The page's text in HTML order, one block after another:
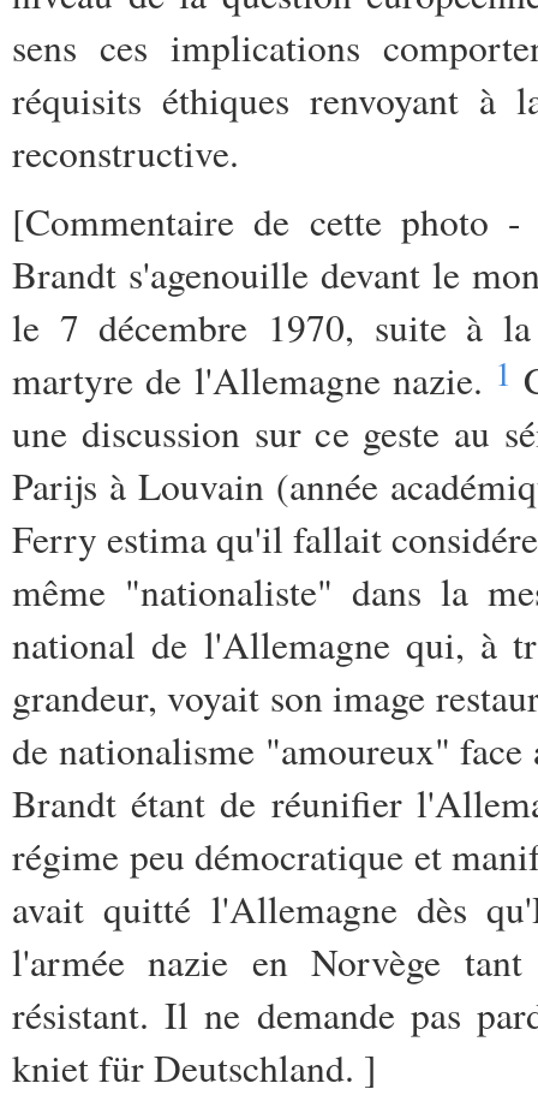
sens ces implications
réquisits éthiques renvoyant à
reconstructive.
[Commentaire de cette photo
Brandt s'agenouille devant le
le 7 décembre 1970, suite à
martyre de l'Allemagne nazie. 1
une discussion sur ce geste au
Parijs à Louvain (année
Ferry estima qu'il fallait
même "nationaliste" dans la
national de l'Allemagne qui, à
grandeur, voyait son image
de nationalisme "amoureux"
Brandt étant de réunifier
régime peu démocratique et
avait quitté l'Allemagne dès
l'armée nazie en Norvège
résistant. Il ne demande pas
kniet für Deutschland. ]